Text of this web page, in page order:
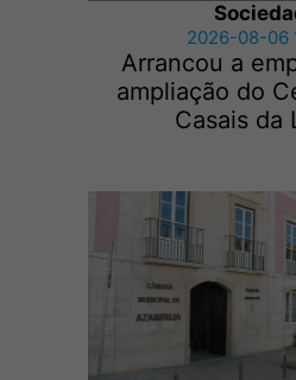
2026-08-06
Arrancou a
ampliação do
Casais da